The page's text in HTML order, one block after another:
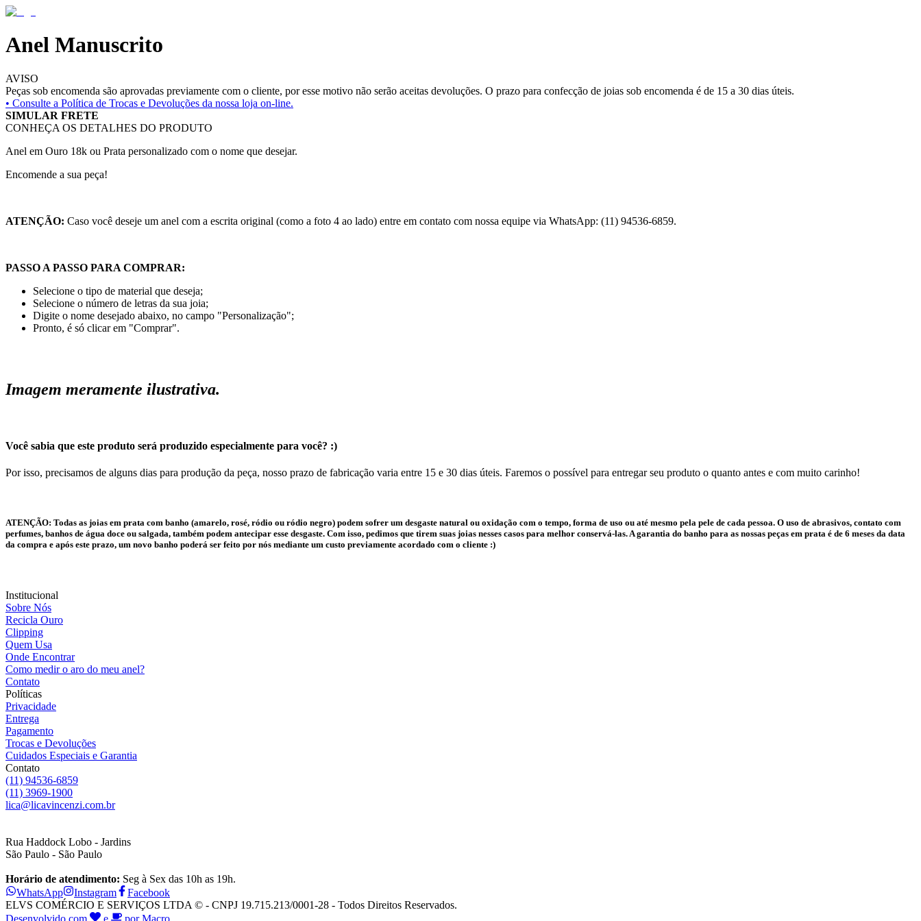
Anel Manuscrito
AVISO
Peças sob encomenda são aprovadas previamente com o cliente, por esse motivo não serão aceitas devoluções. O prazo para confecção de joias sob encomenda é de 15 a 30 dias úteis.
• Consulte a Política de Trocas e Devoluções da nossa loja on-line.
SIMULAR FRETE
CONHEÇA OS DETALHES DO PRODUTO
Anel em Ouro 18k ou Prata personalizado com o nome que desejar.
Encomende a sua peça!
ATENÇÃO: Caso você deseje um anel com a escrita original (como a foto 4 ao lado) entre em contato com nossa equipe via WhatsApp: (11) 94536-6859.
PASSO A PASSO PARA COMPRAR:
Selecione o tipo de material que deseja;
Selecione o número de letras da sua joia;
Digite o nome desejado abaixo, no campo "Personalização";
Pronto, é só clicar em "Comprar".
Imagem meramente ilustrativa.
Você sabia que este produto será produzido especialmente para você? :)
Por isso, precisamos de alguns dias para produção da peça, nosso prazo de fabricação varia entre 15 e 30 dias úteis. Faremos o possível para entregar seu produto o quanto antes e com muito carinho!
ATENÇÃO: Todas as joias em prata com banho (amarelo, rosé, ródio ou ródio negro) podem sofrer um desgaste natural ou oxidação com o tempo, forma de uso ou até mesmo pela pele de cada pessoa. O uso de abrasivos, contato com
perfumes, banhos de água doce ou salgada, também podem antecipar esse desgaste. Com isso, pedimos que tirem suas joias nesses casos para melhor conservá-las. A garantia do banho para as nossas peças em prata é de 6 meses da data
da compra e após este prazo, um novo banho poderá ser feito por nós mediante um custo previamente acordado com o cliente :)
Institucional
Sobre Nós
Recicla Ouro
Clipping
Quem Usa
Onde Encontrar
Como medir o aro do meu anel?
Contato
Políticas
Privacidade
Entrega
Pagamento
Trocas e Devoluções
Cuidados Especiais e Garantia
Contato
(11) 94536-6859
(11) 3969-1900
lica@licavincenzi.com.br
Rua Haddock Lobo - Jardins
São Paulo - São Paulo
Horário de atendimento: Seg à Sex das 10h as 19h.
WhatsApp
Instagram
Facebook
ELVS COMÉRCIO E SERVIÇOS LTDA © - CNPJ 19.715.213/0001-28 - Todos Direitos Reservados.
Desenvolvido com
e por Macro